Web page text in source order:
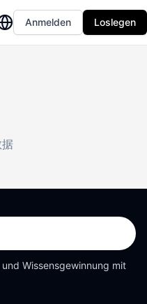
Anmelden Loslegen
Wissensgewinnung mit